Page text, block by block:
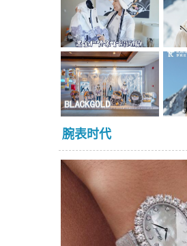
腕表时代